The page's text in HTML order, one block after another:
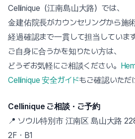
Cellinique（江南島山大路）では、
金建佑院長がカウンセリングから施術
経過確認まで一貫して担当しています
ご自身に合うかを知りたい方は、
どうぞお気軽にご相談ください。
Cellinique 安全ガイドもご確認いただ
Cellinique ご相談・ご予約
📍 ソウル特別市 江南区 島山大路
2F・B1